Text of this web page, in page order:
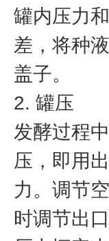
罐内压力
差，将种
盖子。
2. 罐压
发酵过程
压，即用
力。调节
时调节出